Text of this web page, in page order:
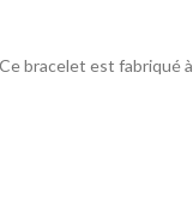
bracelet est fabriqué